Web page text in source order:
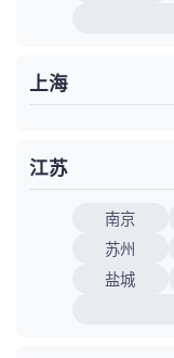
上海
江苏
南京
苏州
盐城